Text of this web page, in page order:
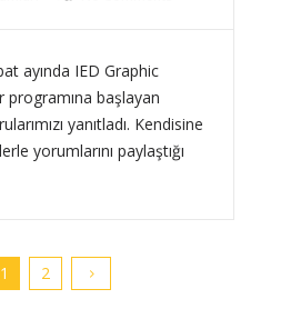
ayında IED Graphic
programına başlayan
yanıtladı. Kendisine
yorumlarını paylaştığı
1 2